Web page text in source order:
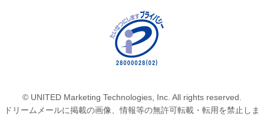
© UNITED Marketing Technologies, Inc. All rights reserved.
ドリームメールに掲載の画像、情報等の無許可転載・転用を禁止しま